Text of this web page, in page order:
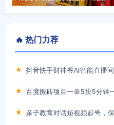
🔥 热门力荐
★
★ 百度搬砖项目一单5块5分钟
★